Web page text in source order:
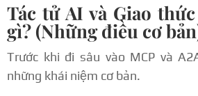
Tác tử AI và Giao
gì? (Những điều cơ
Trước khi đi sâu vào MCP và
những khái niệm cơ bản.